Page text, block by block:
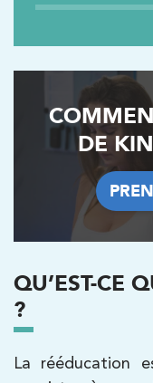
DE
QU’EST-CE
?
La rééducation